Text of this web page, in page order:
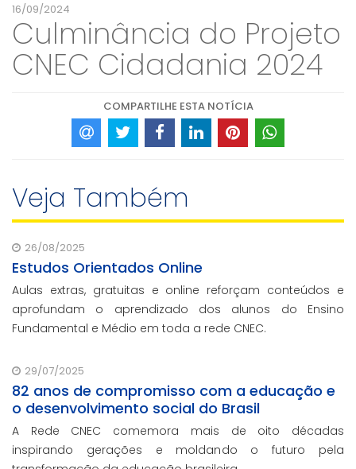
16/09/2024
Culminância do Projeto
CNEC Cidadania 2024
COMPARTILHE ESTA NOTÍCIA
Veja Também
26/08/2025
Estudos Orientados Online
Aulas extras, gratuitas e online reforçam conteúdos e
aprofundam o aprendizado dos alunos do Ensino
Fundamental e Médio em toda a rede CNEC.
29/07/2025
82 anos de compromisso com a educação e
o desenvolvimento social do Brasil
A Rede CNEC comemora mais de oito décadas
inspirando gerações e moldando o futuro pela